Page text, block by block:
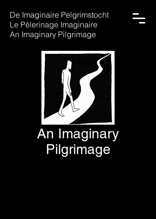
De Imaginaire Pelgrimstocht
Le Pèlerinage Imaginaire
An Imaginary Pilgrimage
An Imaginary
Pilgrimage